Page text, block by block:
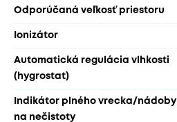
Odporúčaná veľkosť priestoru
Ionizátor
Automatická regulácia vlhkosti
(hygrostat)
Indikátor plného vrecka/nádoby
na nečistoty